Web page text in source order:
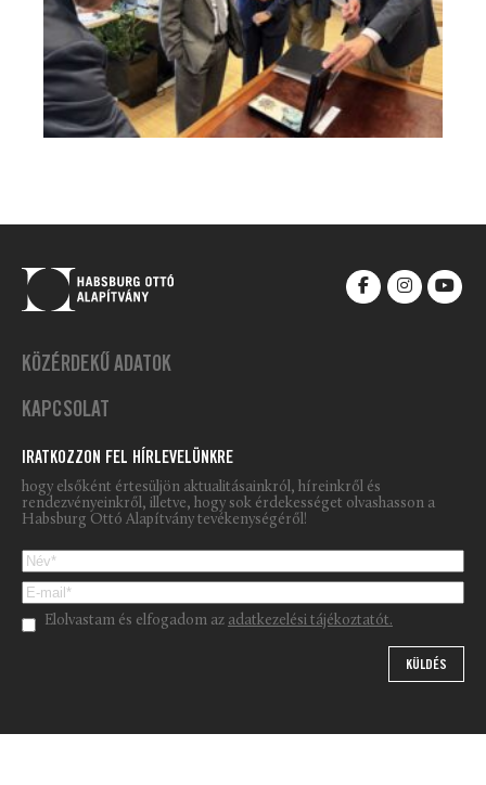
KÖZÉRDEKŰ ADATOK
KAPCSOLAT
IRATKOZZON FEL HÍRLEVELÜNKRE
hogy elsőként értesüljön aktualitásainkról, híreinkről és
rendezvényeinkről, illetve, hogy sok érdekességet olvashasson a
Habsburg Ottó Alapítvány tevékenységéről!
Please leave this field empty.
Elolvastam és elfogadom az adatkezelési tájékoztatót.